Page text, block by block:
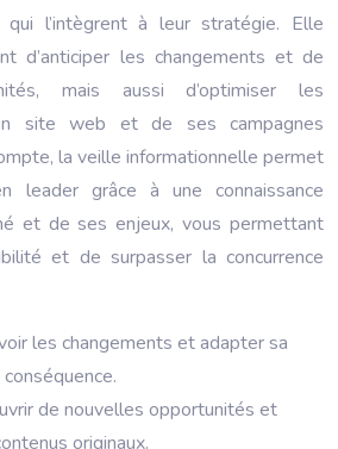
l’intègrent à leur stratégie. Elle
d’anticiper les changements et de
mais aussi d’optimiser les
site web et de ses campagnes
la veille informationnelle permet
leader grâce à une connaissance
et de ses enjeux, vous permettant
et de surpasser la concurrence
les changements et adapter sa
de nouvelles opportunités et
originaux.